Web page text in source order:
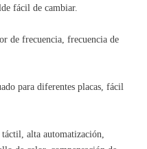
fácil de cambiar.
de frecuencia, frecuencia de
para diferentes placas, fácil
alta automatización,